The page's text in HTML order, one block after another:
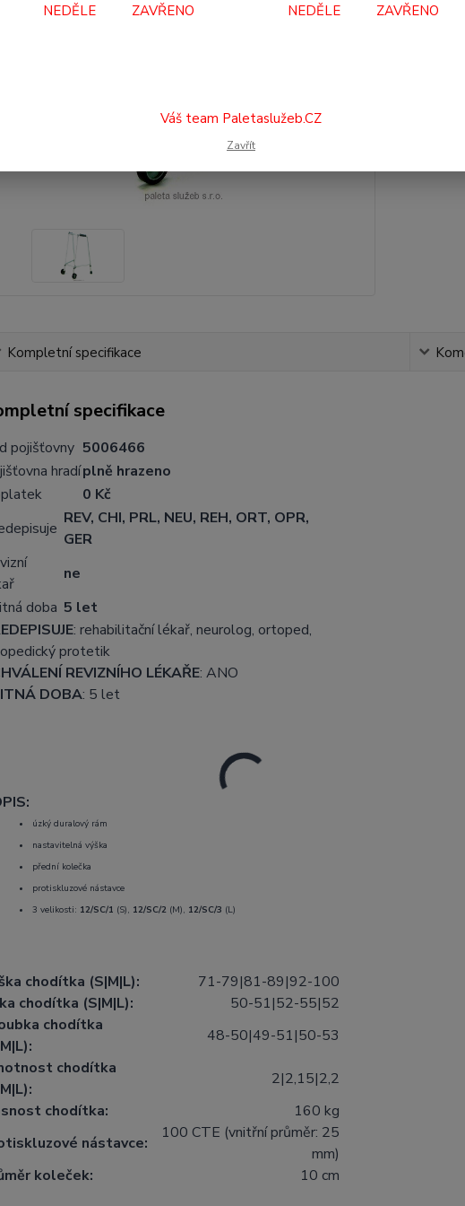
Kompletní specifikace
specifikace
pojišťovny 5006466
hradíplně hrazeno
0 Kč
REV, CHI, PRL, NEU, REH, ORT, OPR,
GER
ne
doba 5 let
: rehabilitační lékař, neurolog, ortoped,
protetik
REVIZNÍHO LÉKAŘE: ANO
DOBA: 5 let
úzký duralový rám
nastavitelná výška
přední kolečka
protiskluzové nástavce
3 velikosti: 12/SC/1 (S), 12/SC/2(M), 12/SC/3 (L)
chodítka (S|M|L):
71-79|81-89|92-100
chodítka (S|M|L):
50-51|52-55|52
chodítka
48-50|49-51|50-53
chodítka
2|2,15|2,2
chodítka:
160 kg
nástavce:
100 CTE (vnitřní průměr: 25
mm)
koleček:
10 cm
NEDĚLE ZAVŘENO NEDĚLE ZAVŘENO
Váš team Paletaslužeb.CZ
Zavřít